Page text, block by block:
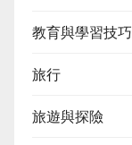
教育與學習技巧
旅行
旅遊與探險